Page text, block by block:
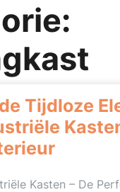
Tijdloze
Kasten – De